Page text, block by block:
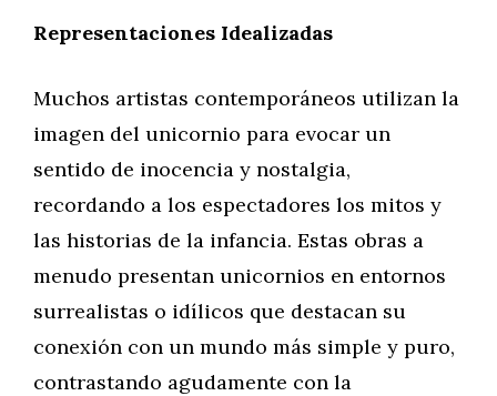
Representaciones Idealizadas
Muchos artistas contemporáneos utilizan la
imagen del unicornio para evocar un
sentido de inocencia y nostalgia,
recordando a los espectadores los mitos y
las historias de la infancia. Estas obras a
menudo presentan unicornios en entornos
surrealistas o idílicos que destacan su
conexión con un mundo más simple y puro,
contrastando agudamente con la